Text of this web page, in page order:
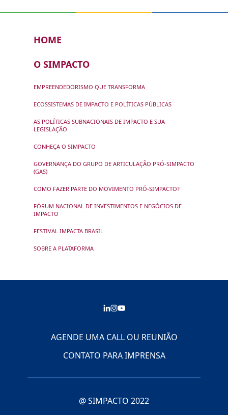
HOME
O SIMPACTO
EMPREENDEDORISMO QUE TRANSFORMA
ECOSSISTEMAS DE IMPACTO E POLÍTICAS PÚBLICAS
AS POLÍTICAS SUBNACIONAIS DE IMPACTO E SUA
LEGISLAÇÃO
CONHEÇA O SIMPACTO
GOVERNANÇA DO GRUPO DE ARTICULAÇÃO PRÓ-SIMPACTO
(GAS)
COMO FAZER PARTE DO MOVIMENTO PRÓ-SIMPACTO?
FÓRUM NACIONAL DE INVESTIMENTOS E NEGÓCIOS DE
IMPACTO
FESTIVAL IMPACTA BRASIL
SOBRE A PLATAFORMA
AGENDE UMA CALL OU REUNIÃO
CONTATO PARA IMPRENSA
@ SIMPACTO 2022